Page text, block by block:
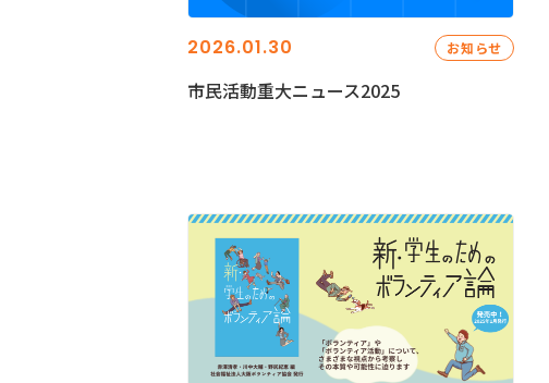
2026.01.30 お知らせ
市民活動重大ニュース2025